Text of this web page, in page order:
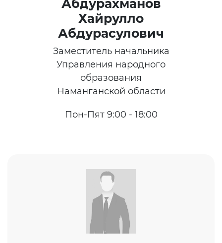
Объявления
Новости
Открытые данные
Открытый бюджет
ОТКРЫТЫЕ ДАННЫЕ
Документы
Абдурахманов
Хайрулло
Абдурасулович
Заместитель начальника
Управления народного
образования
Наманганской области
Пон-Пят 9:00 - 18:00